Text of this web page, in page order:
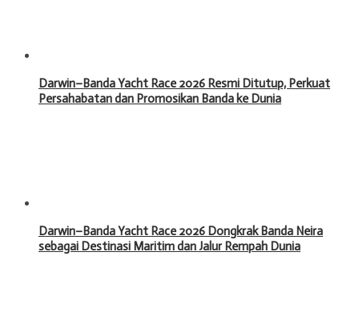
Darwin–Banda Yacht Race 2026 Resmi Ditutup, Perkuat
Persahabatan dan Promosikan Banda ke Dunia
Darwin–Banda Yacht Race 2026 Dongkrak Banda Neira
sebagai Destinasi Maritim dan Jalur Rempah Dunia